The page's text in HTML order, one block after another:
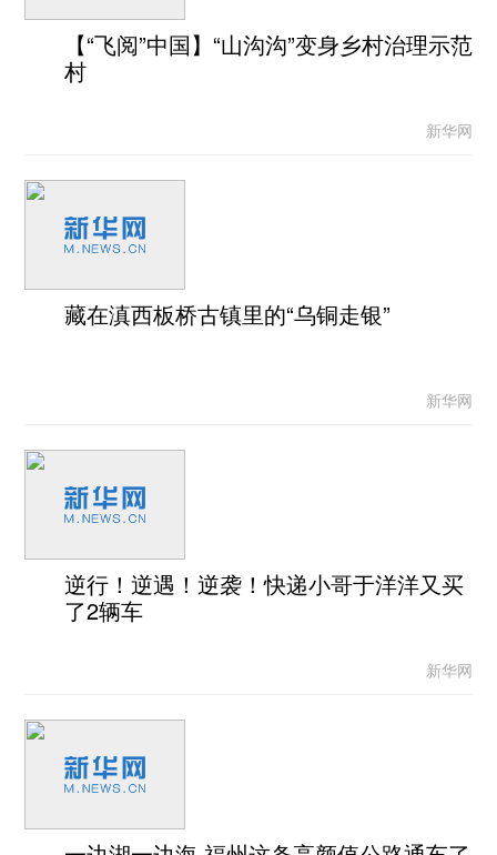
【“飞阅”中国】“山沟沟”变身乡村治理示范
村
新华网
藏在滇西板桥古镇里的“乌铜走银”
新华网
逆行！逆遇！逆袭！快递小哥于洋洋又买
了2辆车
新华网